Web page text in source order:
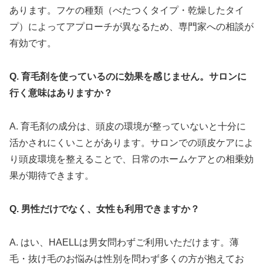
あります。フケの種類（べたつくタイプ・乾燥したタイ
プ）によってアプローチが異なるため、専門家への相談が
有効です。
Q. 育毛剤を使っているのに効果を感じません。サロンに
行く意味はありますか？
A. 育毛剤の成分は、頭皮の環境が整っていないと十分に
活かされにくいことがあります。サロンでの頭皮ケアによ
り頭皮環境を整えることで、日常のホームケアとの相乗効
果が期待できます。
Q. 男性だけでなく、女性も利用できますか？
A. はい、HAELLは男女問わずご利用いただけます。薄
毛・抜け毛のお悩みは性別を問わず多くの方が抱えてお